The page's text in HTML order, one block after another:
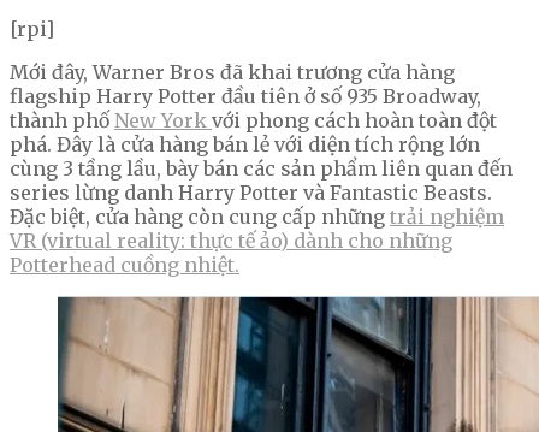
[rpi]
Mới đây, Warner Bros đã khai trương cửa hàng
flagship Harry Potter đầu tiên ở số 935 Broadway,
thành phố New York với phong cách hoàn toàn đột
phá. Đây là cửa hàng bán lẻ với diện tích rộng lớn
cùng 3 tầng lầu, bày bán các sản phẩm liên quan đến
series lừng danh Harry Potter và Fantastic Beasts.
Đặc biệt, cửa hàng còn cung cấp những trải nghiệm
VR (virtual reality: thực tế ảo) dành cho những
Potterhead cuồng nhiệt.